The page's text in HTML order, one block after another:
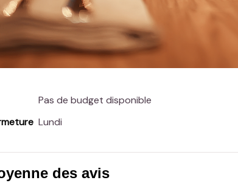
Pas de budget disponible
Lundi
des avis